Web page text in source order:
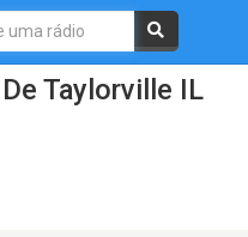
Taylorville IL